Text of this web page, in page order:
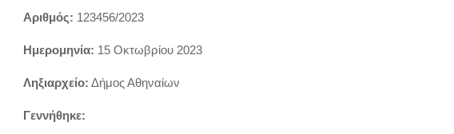
Αριθμός: 123456/2023
Ημερομηνία: 15 Οκτωβρίου 2023
Ληξιαρχείο: Δήμος Αθηναίων
Γεννήθηκε: